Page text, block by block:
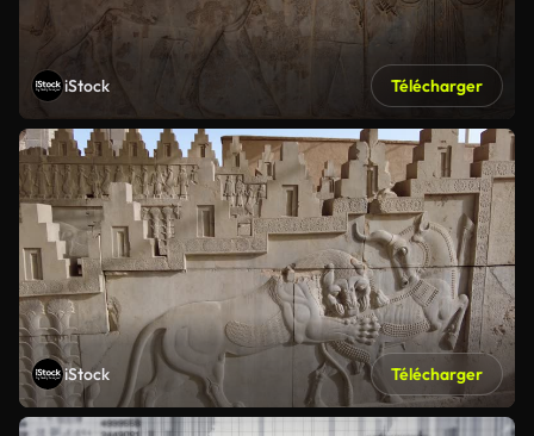
iStock Télécharger
iStock Télécharger